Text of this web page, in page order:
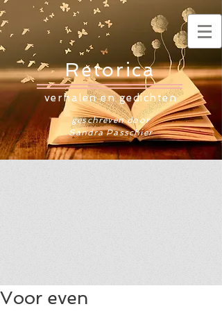
Retorica
verhalen en gedichten
geschreven door
Sandra Passchier
Voor even